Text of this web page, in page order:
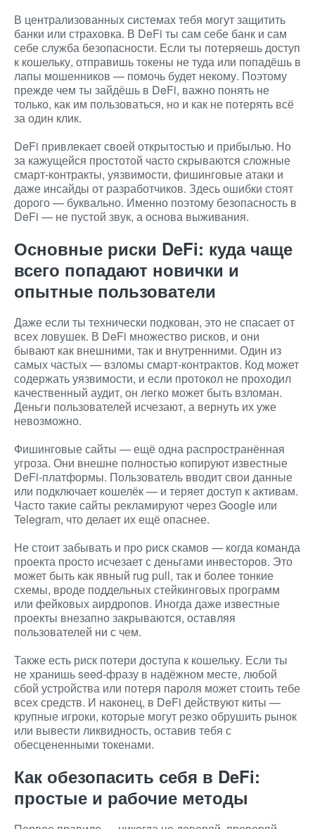
В централизованных системах тебя могут защитить
банки или страховка. В DeFi ты сам себе банк и сам
себе служба безопасности. Если ты потеряешь доступ
к кошельку, отправишь токены не туда или попадёшь в
лапы мошенников — помочь будет некому. Поэтому
прежде чем ты зайдёшь в DeFi, важно понять не
только, как им пользоваться, но и как не потерять всё
за один клик.
DeFi привлекает своей открытостью и прибылью. Но
за кажущейся простотой часто скрываются сложные
смарт-контракты, уязвимости, фишинговые атаки и
даже инсайды от разработчиков. Здесь ошибки стоят
дорого — буквально. Именно поэтому безопасность в
DeFi — не пустой звук, а основа выживания.
Основные риски DeFi: куда чаще
всего попадают новички и
опытные пользователи
Даже если ты технически подкован, это не спасает от
всех ловушек. В DeFi множество рисков, и они
бывают как внешними, так и внутренними. Один из
самых частых — взломы смарт-контрактов. Код может
содержать уязвимости, и если протокол не проходил
качественный аудит, он легко может быть взломан.
Деньги пользователей исчезают, а вернуть их уже
невозможно.
Фишинговые сайты — ещё одна распространённая
угроза. Они внешне полностью копируют известные
DeFi-платформы. Пользователь вводит свои данные
или подключает кошелёк — и теряет доступ к активам.
Часто такие сайты рекламируют через Google или
Telegram, что делает их ещё опаснее.
Не стоит забывать и про риск скамов — когда команда
проекта просто исчезает с деньгами инвесторов. Это
может быть как явный rug pull, так и более тонкие
схемы, вроде поддельных стейкинговых программ
или фейковых аирдропов. Иногда даже известные
проекты внезапно закрываются, оставляя
пользователей ни с чем.
Также есть риск потери доступа к кошельку. Если ты
не хранишь seed-фразу в надёжном месте, любой
сбой устройства или потеря пароля может стоить тебе
всех средств. И наконец, в DeFi действуют киты —
крупные игроки, которые могут резко обрушить рынок
или вывести ликвидность, оставив тебя с
обесцененными токенами.
Как обезопасить себя в DeFi:
простые и рабочие методы